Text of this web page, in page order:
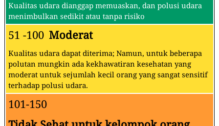
Kualitas udara dianggap memuaskan, dan polusi udara
menimbulkan sedikit atau tanpa risiko
51 -100 Moderat
Kualitas udara dapat diterima; Namun, untuk beberapa
polutan mungkin ada kekhawatiran kesehatan yang
moderat untuk sejumlah kecil orang yang sangat sensitif
terhadap polusi udara.
101-150